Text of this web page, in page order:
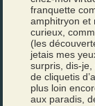
franquette
amphitryon et
curieux,
(les
jetais mes
surpris, dis-je,
de cliquetis
plus loin
aux paradis,